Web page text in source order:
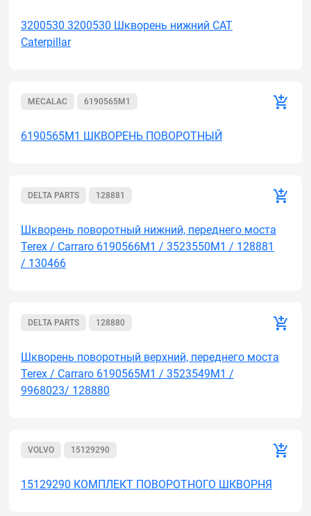
3200530 3200530 Шкворень нижний CAT
Caterpillar
MECALAC 6190565M1
6190565M1 ШКВОРЕНЬ ПОВОРОТНЫЙ
DELTA PARTS 128881
Шкворень поворотный нижний, переднего моста
Terex / Carraro 6190566M1 / 3523550M1 / 128881
/ 130466
DELTA PARTS 128880
Шкворень поворотный верхний, переднего моста
Terex / Carraro 6190565M1 / 3523549M1 /
9968023/ 128880
VOLVO 15129290
15129290 КОМПЛЕКТ ПОВОРОТНОГО ШКВОРНЯ